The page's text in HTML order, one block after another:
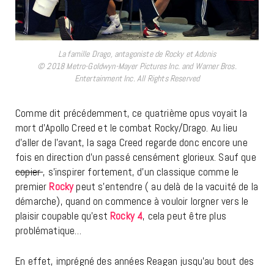
La famille Drago, antagoniste de Rocky et Adonis
© 2018 Metro-Goldwyn-Mayer Pictures Inc. and Warner Bros.
Entertainment Inc. All Rights Reserved
Comme dit précédemment, ce quatrième opus voyait la
mort d’Apollo Creed et le combat Rocky/Drago. Au lieu
d’aller de l’avant, la saga Creed regarde donc encore une
fois en direction d’un passé censément glorieux. Sauf que
copier, s’inspirer fortement, d’un classique comme le
premier Rocky peut s’entendre ( au delà de la vacuité de la
démarche), quand on commence à vouloir lorgner vers le
plaisir coupable qu’est Rocky 4, cela peut être plus
problématique…
En effet, imprégné des années Reagan jusqu’au bout des